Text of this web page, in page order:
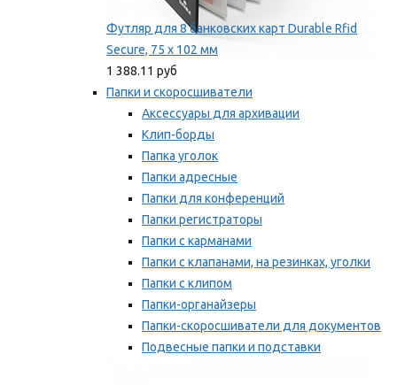
Футляр для 8 банковских карт Durable Rfid
Secure, 75 х 102 мм
1 388.11 руб
Папки и скоросшиватели
Аксессуары для архивации
Клип-борды
Папка уголок
Папки адресные
Папки для конференций
Папки регистраторы
Папки с карманами
Папки с клапанами, на резинках, уголки
Папки с клипом
Папки-органайзеры
Папки-скоросшиватели для документов
Подвесные папки и подставки